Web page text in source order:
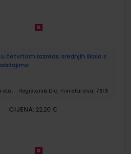
u četvrtom razredu srednjih škola s
d.d. Registarski broj ministarstva: 7613
CIJENA: 22,20 €